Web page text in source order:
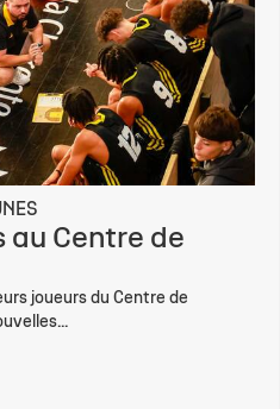
au Centre de
joueurs du Centre de